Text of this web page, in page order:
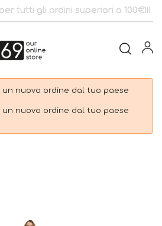
tutti gli ordini superiori a 100€!!!
nuovo ordine dal tuo paese
nuovo ordine dal tuo paese